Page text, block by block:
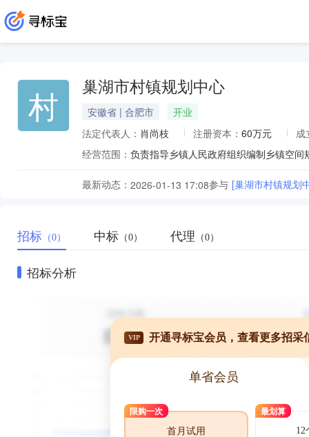
村 巢湖市村镇规划中心
安徽省 | 合肥市
开业
法定代表人： 肖尚枝 注册资本： 60万元
成
经营范围：
最新动态： 2026-01-13 17:08参与 [巢湖市村镇规划
招标 （0） 中标 （0） 代理 （0）
招标分析
VIP 开通寻标宝会员，查看更多招采
单省会员
限购一次
首月试用
最划算
12